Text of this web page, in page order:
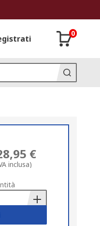
0
€
inclusa)